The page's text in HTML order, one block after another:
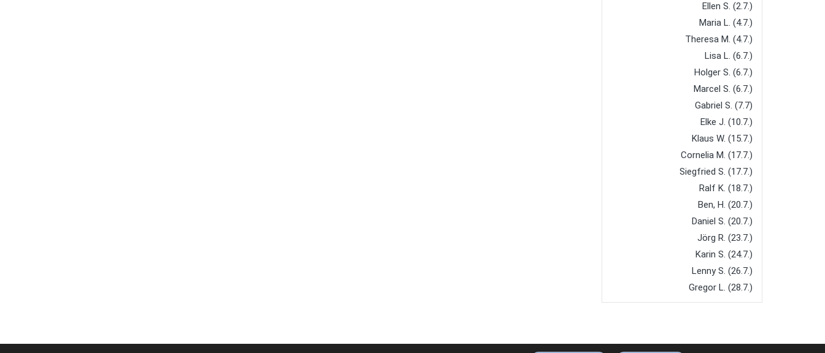
Ellen S. (2.7.)
Maria L. (4.7.)
Theresa M. (4.7.)
Lisa L. (6.7.)
Holger S. (6.7.)
Marcel S. (6.7.)
Gabriel S. (7.7)
Elke J. (10.7.)
Klaus W. (15.7.)
Cornelia M. (17.7.)
Siegfried S. (17.7.)
Ralf K. (18.7.)
Ben, H. (20.7.)
Daniel S. (20.7.)
Jörg R. (23.7.)
Karin S. (24.7.)
Lenny S. (26.7.)
Gregor L. (28.7.)